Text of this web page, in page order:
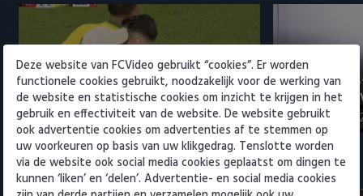
Samenvatting PSV- Fortuna
Sittard 2-2
8 augustus 2026 22:21
Sano aan
transfer:
8 augustus
Eredivisie
Deze website van FCVideo gebruikt “cookies”. Er worden
functionele cookies gebruikt, noodzakelijk voor de werking van
de website en statistische cookies om inzicht te krijgen in het
gebruik en effectiviteit van de website. De website gebruikt
ook advertentie cookies om advertenties af te stemmen op
uw voorkeuren op basis van uw klikgedrag. Tenslotte worden
via de website ook social media cookies geplaatst om dingen te
kunnen ‘liken’ en ‘delen’. Advertentie- en social media cookies